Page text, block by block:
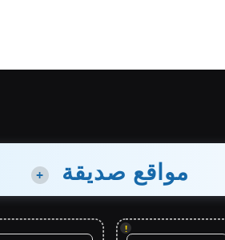
مواقع صديقة +
!